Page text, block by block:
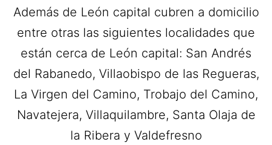
Además de León capital cubren a domicilio
entre otras las siguientes localidades que
están cerca de León capital: San Andrés
del Rabanedo, Villaobispo de las Regueras,
La Virgen del Camino, Trobajo del Camino,
Navatejera, Villaquilambre, Santa Olaja de
la Ribera y Valdefresno